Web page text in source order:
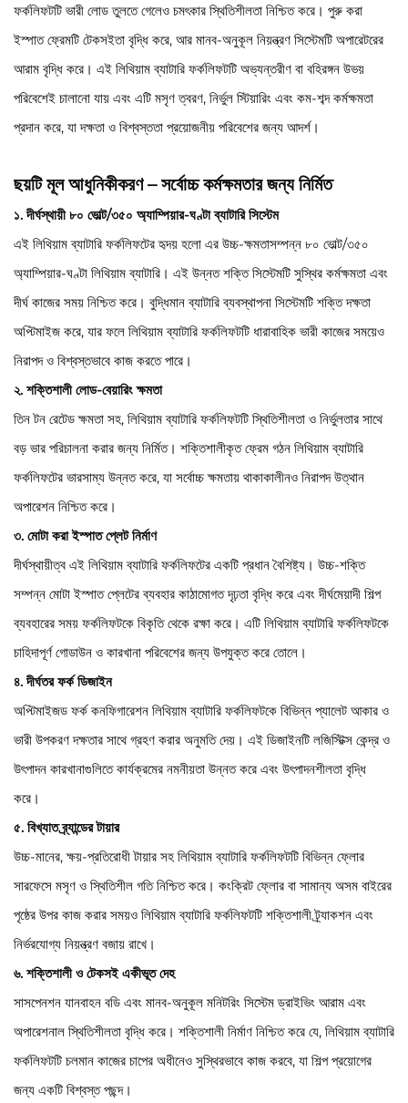
ফর্কলিফটটি ভারী লোড তুলতে গেলেও চমৎকার স্থিতিশীলতা নিশ্চিত করে। পুরু করা
ইস্পাত ফ্রেমটি টেকসইতা বৃদ্ধি করে, আর মানব-অনুকূল নিয়ন্ত্রণ সিস্টেমটি অপারেটরের
আরাম বৃদ্ধি করে। এই লিথিয়াম ব্যাটারি ফর্কলিফটটি অভ্যন্তরীণ বা বহিরঙ্গন উভয়
পরিবেশেই চালানো যায় এবং এটি মসৃণ ত্বরণ, নির্ভুল স্টিয়ারিং এবং কম-শব্দ কর্মক্ষমতা
প্রদান করে, যা দক্ষতা ও বিশ্বস্ততা প্রয়োজনীয় পরিবেশের জন্য আদর্শ।
ছয়টি মূল আধুনিকীকরণ – সর্বোচ্চ কর্মক্ষমতার জন্য নির্মিত
১. দীর্ঘস্থায়ী ৮০ ভোল্ট/৩৫০ অ্যাম্পিয়ার-ঘণ্টা ব্যাটারি সিস্টেম
এই লিথিয়াম ব্যাটারি ফর্কলিফটের হৃদয় হলো এর উচ্চ-ক্ষমতাসম্পন্ন ৮০ ভোল্ট/৩৫০
অ্যাম্পিয়ার-ঘণ্টা লিথিয়াম ব্যাটারি। এই উন্নত শক্তি সিস্টেমটি সুস্থির কর্মক্ষমতা এবং
দীর্ঘ কাজের সময় নিশ্চিত করে। বুদ্ধিমান ব্যাটারি ব্যবস্থাপনা সিস্টেমটি শক্তি দক্ষতা
অপ্টিমাইজ করে, যার ফলে লিথিয়াম ব্যাটারি ফর্কলিফটটি ধারাবাহিক ভারী কাজের সময়েও
নিরাপদ ও বিশ্বস্তভাবে কাজ করতে পারে।
২. শক্তিশালী লোড-বেয়ারিং ক্ষমতা
তিন টন রেটেড ক্ষমতা সহ, লিথিয়াম ব্যাটারি ফর্কলিফটটি স্থিতিশীলতা ও নির্ভুলতার সাথে
বড় ভার পরিচালনা করার জন্য নির্মিত। শক্তিশালীকৃত ফ্রেম গঠন লিথিয়াম ব্যাটারি
ফর্কলিফটের ভারসাম্য উন্নত করে, যা সর্বোচ্চ ক্ষমতায় থাকাকালীনও নিরাপদ উত্থান
অপারেশন নিশ্চিত করে।
৩. মোটা করা ইস্পাত প্লেট নির্মাণ
দীর্ঘস্থায়ীত্ব এই লিথিয়াম ব্যাটারি ফর্কলিফটের একটি প্রধান বৈশিষ্ট্য। উচ্চ-শক্তি
সম্পন্ন মোটা ইস্পাত প্লেটের ব্যবহার কাঠামোগত দৃঢ়তা বৃদ্ধি করে এবং দীর্ঘমেয়াদী শিল্প
ব্যবহারের সময় ফর্কলিফটকে বিকৃতি থেকে রক্ষা করে। এটি লিথিয়াম ব্যাটারি ফর্কলিফটকে
চাহিদাপূর্ণ গোডাউন ও কারখানা পরিবেশের জন্য উপযুক্ত করে তোলে।
৪. দীর্ঘতর ফর্ক ডিজাইন
অপ্টিমাইজড ফর্ক কনফিগারেশন লিথিয়াম ব্যাটারি ফর্কলিফটকে বিভিন্ন প্যালেট আকার ও
ভারী উপকরণ দক্ষতার সাথে গ্রহণ করার অনুমতি দেয়। এই ডিজাইনটি লজিস্টিক্স কেন্দ্র ও
উৎপাদন কারখানাগুলিতে কার্যক্রমের নমনীয়তা উন্নত করে এবং উৎপাদনশীলতা বৃদ্ধি
করে।
৫. বিখ্যাত ব্র্যান্ডের টায়ার
উচ্চ-মানের, ক্ষয়-প্রতিরোধী টায়ার সহ লিথিয়াম ব্যাটারি ফর্কলিফটটি বিভিন্ন ফ্লোর
সারফেসে মসৃণ ও স্থিতিশীল গতি নিশ্চিত করে। কংক্রিট ফ্লোর বা সামান্য অসম বাইরের
পৃষ্ঠের উপর কাজ করার সময়ও লিথিয়াম ব্যাটারি ফর্কলিফটটি শক্তিশালী ট্র্যাকশন এবং
নির্ভরযোগ্য নিয়ন্ত্রণ বজায় রাখে।
৬. শক্তিশালী ও টেকসই একীভূত দেহ
সাসপেনশন যানবাহন বডি এবং মানব-অনুকূল মনিটরিং সিস্টেম ড্রাইভিং আরাম এবং
অপারেশনাল স্থিতিশীলতা বৃদ্ধি করে। শক্তিশালী নির্মাণ নিশ্চিত করে যে, লিথিয়াম ব্যাটারি
ফর্কলিফটটি চলমান কাজের চাপের অধীনেও সুস্থিরভাবে কাজ করবে, যা শিল্প প্রয়োগের
জন্য একটি বিশ্বস্ত পছন্দ।